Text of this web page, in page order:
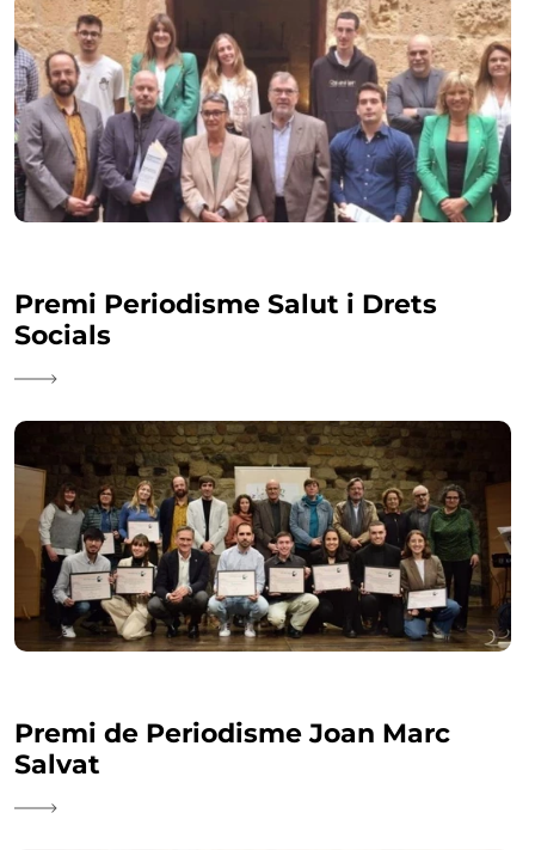
Premi Periodisme Salut i Drets
Socials
Premi de Periodisme Joan Marc
Salvat